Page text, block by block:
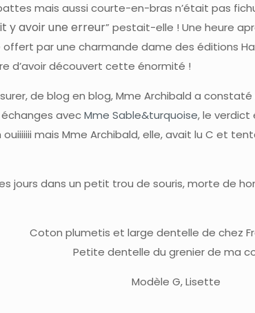
mais aussi courte-en-bras n’était pas
y avoir une erreur” pestait-elle ! Une heure
par une charmande dame des éditions
d’avoir découvert cette énormité !
de blog en blog, Mme Archibald a
avecMme Sable&turquoise, le verdict
ouiiiiiii mais Mme Archibald, elle, avait lu C et
jours dans un petit trou de souris, morte de
Coton plumetis et large dentelle de chez
Petite dentelle du grenier de ma
Modèle G, Lisette